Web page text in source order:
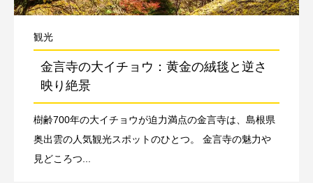
観光
金言寺の大イチョウ：黄金の絨毯と逆さ
映り絶景
樹齢700年の大イチョウが迫力満点の金言寺は、島根県
奥出雲の人気観光スポットのひとつ。 金言寺の魅力や
見どころつ...